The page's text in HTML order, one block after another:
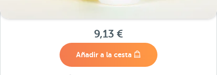
9,13 €
Añadir a la cesta